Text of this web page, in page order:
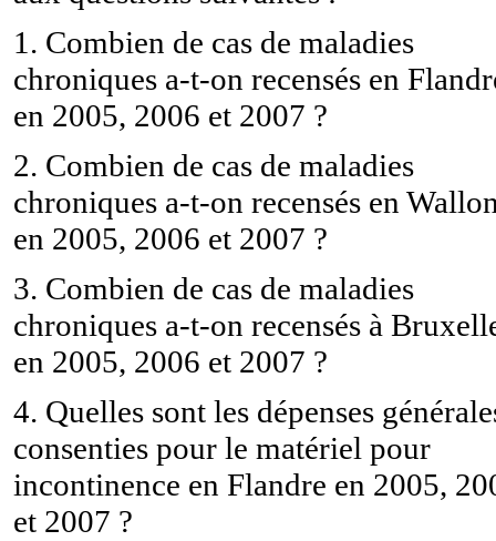
1. Combien de cas de maladies
chroniques a-t-on recensés en
en 2005, 2006 et 2007 ?
2. Combien de cas de maladies
chroniques a-t-on recensés en
en 2005, 2006 et 2007 ?
3. Combien de cas de maladies
chroniques a-t-on recensés à
en 2005, 2006 et 2007 ?
4. Quelles sont les dépenses
consenties pour le matériel pour
incontinence en Flandre en 2005,
et 2007 ?